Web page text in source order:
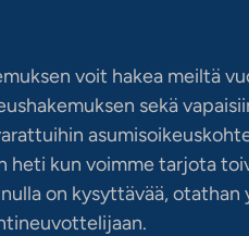
voit hakea meiltä
sekä
heti kun voimme tarjota
on kysyttävää,